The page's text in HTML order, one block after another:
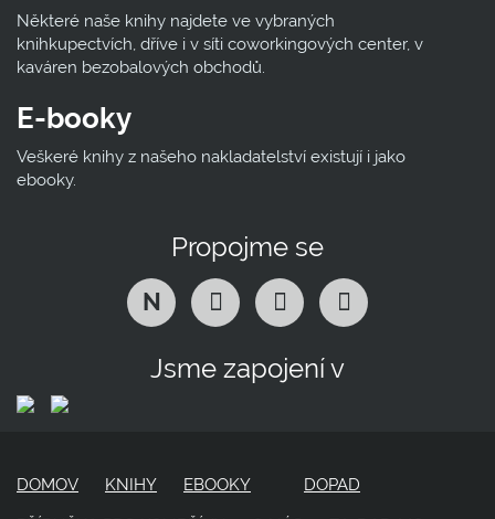
Některé naše knihy najdete ve vybraných
knihkupectvích, dříve i v síti coworkingových center, v
kaváren bezobalových obchodů.
E-booky
Veškeré knihy z našeho nakladatelství existují i jako
ebooky.
Propojme se
N
Jsme zapojení v
DOMOV KNIHY EBOOKY DOPAD